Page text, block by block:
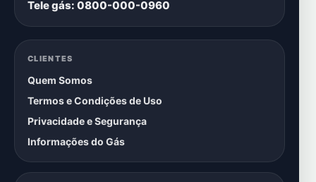
Tele gás: 0800-000-0960
CLIENTES
Quem Somos
Termos e Condições de Uso
Privacidade e Segurança
Informações do Gás